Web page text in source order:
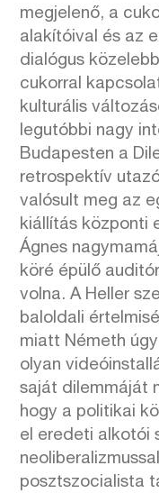
megjelenő, a
alakítóival és az
dialógus
cukorral
kulturális
legutóbbi nagy
Budapesten a
retrospektív
valósult meg az
kiállítás központi
Ágnes
köré épülő
volna. A Heller
baloldali
miatt Németh
olyan
saját dilemmáját
hogy a politikai
el eredeti alkotói
posztszocialista